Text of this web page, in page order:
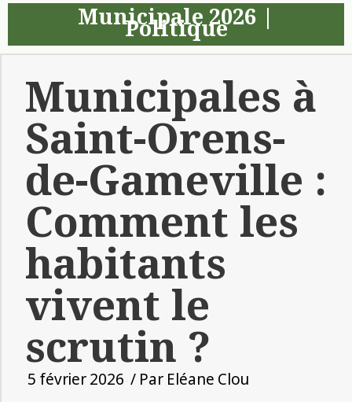
Municipale 2026
Politique
Municipales à
Saint-Orens-
de-Gameville :
Comment les
habitants
vivent le
scrutin ?
5 février 2026 / Par Eléane Clou